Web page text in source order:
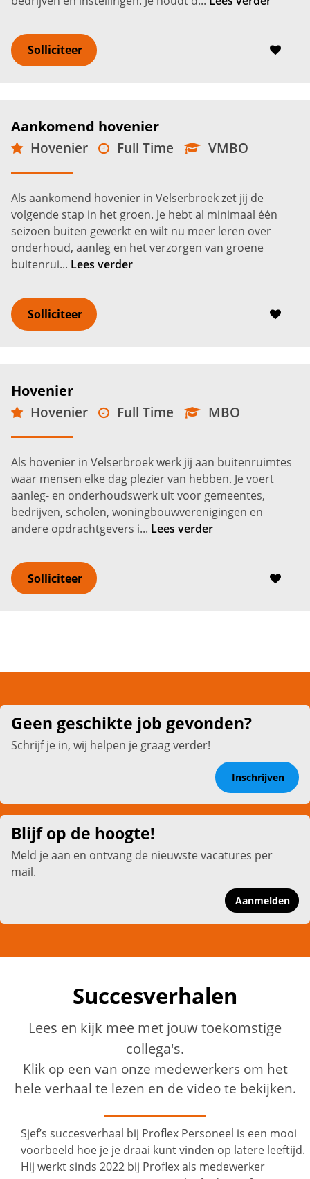
Solliciteer
Aankomend hovenier
Hovenier Full Time
VMBO
Velserbroek
Als aankomend hovenier in Velserbroek zet jij de
volgende stap in het groen. Je hebt al minimaal één
seizoen buiten gewerkt en wilt nu meer leren over
onderhoud, aanleg en het verzorgen van groene
buitenrui... Lees verder
Solliciteer
Hovenier
Hovenier Full Time
MBO
Velserbroek
Als hovenier in Velserbroek werk jij aan buitenruimtes
waar mensen elke dag plezier van hebben. Je voert
aanleg- en onderhoudswerk uit voor gemeentes,
bedrijven, scholen, woningbouwverenigingen en
andere opdrachtgevers i... Lees verder
Solliciteer
Geen geschikte job gevonden?
Schrijf je in, wij helpen je graag verder!
Inschrijven
Blijf op de hoogte!
Meld je aan en ontvang de nieuwste vacatures per
mail.
Aanmelden
Succesverhalen
Lees en kijk mee met jouw toekomstige
collega's.
Klik op een van onze medewerkers om het
hele verhaal te lezen en de video te bekijken.
Sjef’s succesverhaal bij Proflex Personeel is een mooi
voorbeeld hoe je je draai kunt vinden op latere leeftijd.
Hij werkt sinds 2022 bij Proflex als medewerker